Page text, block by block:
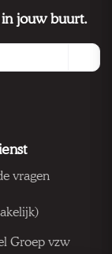
jouw buurt.
vragen
Groep vzw